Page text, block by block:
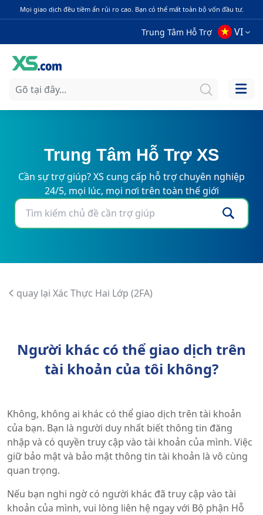
Mọi giao dịch đều tiềm ẩn rủi ro cao. Bạn có thể mất toàn bộ vốn đầu tư.
Trung Tâm Hỗ Trợ VI
Trung Tâm Hỗ Trợ XS
Cần sự trợ giúp? XS cung cấp hỗ trợ chuyên nghiệp
24/5, mọi lúc, mọi nơi trên toàn thế giới
quay lại Xác Thực Hai Lớp (2FA)
Người khác có thể giao dịch trên
tài khoản của tôi không?
Không, không ai khác có thể giao dịch trên tài khoản
của bạn. Bạn là người duy nhất biết thông tin đăng
nhập và có quyền truy cập vào tài khoản của mình. Việc
giữ bảo mật và bảo mật thông tin tài khoản là vô cùng
quan trọng.
Nếu bạn nghi ngờ có người khác đã truy cập vào tài
khoản của mình, vui lòng liên hệ ngay với Bộ phận Hỗ